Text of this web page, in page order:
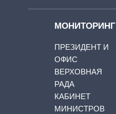
МОНИТОРИНГ
ПРЕЗИДЕНТ И
ОФИС
ВЕРХОВНАЯ
РАДА
КАБИНЕТ
МИНИСТРОВ